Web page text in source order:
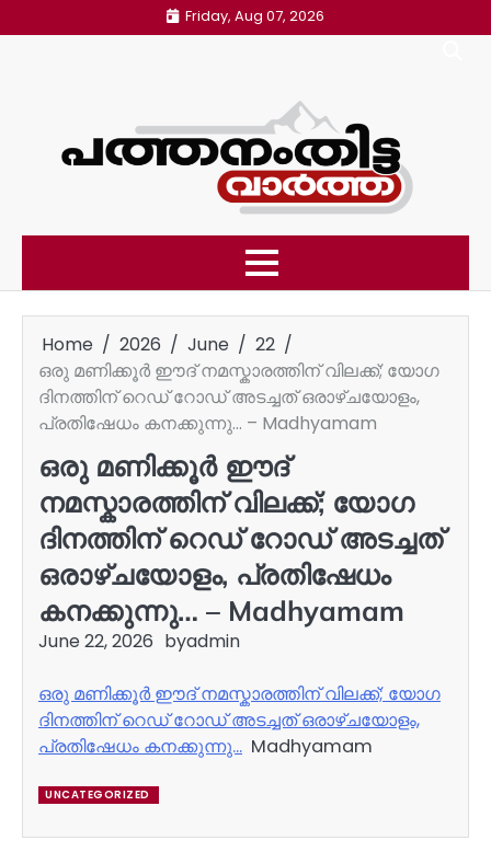
to
Friday, Aug 07, 2026
Home 2026 June
22
ഒരു മണിക്കൂർ ഈദ് നമസ്കാരത്തിന് വിലക്ക്; യോഗ
ദിനത്തിന് റെഡ് റോഡ് അടച്ചത് ഒരാഴ്ചയോളം,
പ്രതിഷേധം കനക്കുന്നു… – Madhyamam
ഒരു മണിക്കൂർ ഈദ്
നമസ്കാരത്തിന് വിലക്ക്; യോഗ
ദിനത്തിന് റെഡ് റോഡ് അടച്ചത്
ഒരാഴ്ചയോളം, പ്രതിഷേധം
കനക്കുന്നു… – Madhyamam
June 22, 2026 byadmin
ഒരു മണിക്കൂർ ഈദ് നമസ്കാരത്തിന് വിലക്ക്; യോഗ
ദിനത്തിന് റെഡ് റോഡ് അടച്ചത് ഒരാഴ്ചയോളം,
പ്രതിഷേധം കനക്കുന്നു… Madhyamam
UNCATEGORIZED